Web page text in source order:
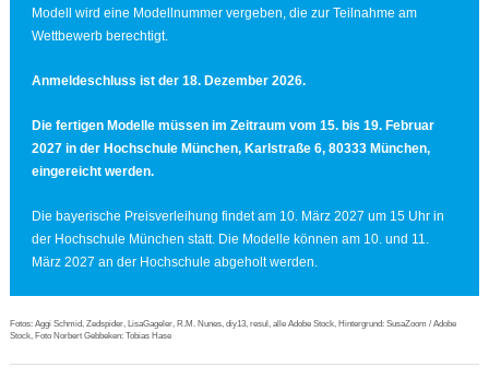
Modell wird eine Modellnummer vergeben, die zur Teilnahme am
Wettbewerb berechtigt.
Anmeldeschluss ist der 18. Dezember 2026.
Die fertigen Modelle müssen im Zeitraum vom 15. bis 19. Februar
2027in der Hochschule München, Karlstraße 6, 80333 München,
eingereicht werden.
Die bayerische Preisverleihung findet am 10. März 2027 um 15 Uhr in
der Hochschule München statt. Die Modelle können am 10. und 11.
März 2027 an der Hochschule abgeholt werden.
Fotos: Aggi Schmid, Zedspider, LisaGageler, R.M. Nunes, diy13, resul, alle Adobe Stock, Hintergrund: SusaZoom / Adobe
Stock, Foto Norbert Gebbeken: Tobias Hase